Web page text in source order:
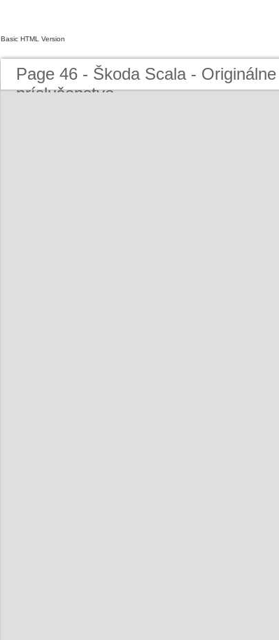
Basic HTML Version
Page 46 - Škoda Scala - Originálne
príslušenstvo